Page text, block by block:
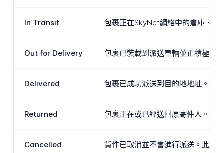
In Transit 包裹正在SkyNet網絡中的倉庫、轉
Out for Delivery 包裹已裝載到派送車輛並正積極前
Delivered 包裹已成功派送到目的地地址。此
Returned 包裹正在或已經送回原寄件人。此
Cancelled 貨件已取消並不會進行派送。此狀